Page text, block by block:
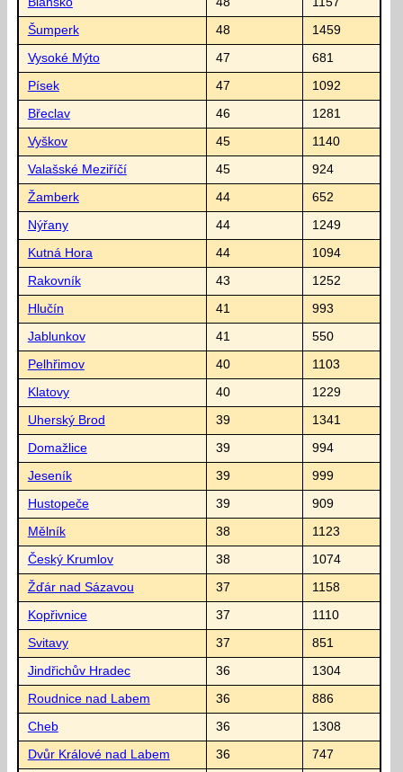
Šumperk 48 1459
Vysoké Mýto 47 681
Písek 47 1092
Břeclav 46 1281
Vyškov 45 1140
Valašské Meziříčí 45 924
Žamberk 44 652
Nýřany 44 1249
Kutná Hora 44 1094
Rakovník 43 1252
Hlučín 41 993
Jablunkov 41 550
Pelhřimov 40 1103
Klatovy 40 1229
Uherský Brod 39 1341
Domažlice 39 994
Jeseník 39 999
Hustopeče 39 909
Mělník 38 1123
Český Krumlov 38 1074
Žďár nad Sázavou 37 1158
Kopřivnice 37 1110
Svitavy 37 851
Jindřichův Hradec 36 1304
Roudnice nad Labem 36 886
Cheb 36 1308
Dvůr Králové nad Labem 36 747